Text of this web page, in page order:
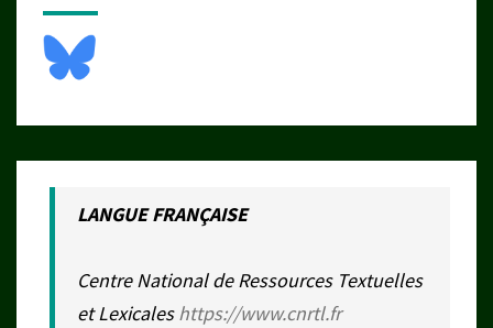
LANGUE FRANÇAISE
Centre National de Ressources Textuelles
et Lexicaleshttps://www.cnrtl.fr